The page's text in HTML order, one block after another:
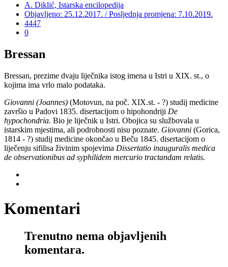
A. Diklić, Istarska encilopedija
Objavljeno: 25.12.2017. / Posljednja promjena: 7.10.2019.
4447
0
Bressan
Bressan, prezime dvaju liječnika istog imena u Istri u XIX. st., o
kojima ima vrlo malo podataka.
Giovanni (Joannes) (Motovun, na poč. XIX.st. - ?) studij medicine
završio u Padovi 1835. disertacijom o hipohondriji De
hypochondria. Bio je liječnik u Istri. Obojica su službovala u
istarskim mjestima, ali podrobnosti nisu poznate. Giovanni (Gorica,
1814 - ?) studij medicine okončao u Beču 1845. disertacijom o
liječenju sifilisa živinim spojevima Dissertatio inauguralis medica
de observationibus ad syphilidem mercurio tractandam relatis.
Komentari
Trenutno nema objavljenih
komentara.